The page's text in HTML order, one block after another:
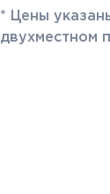
* Цены
двухместном